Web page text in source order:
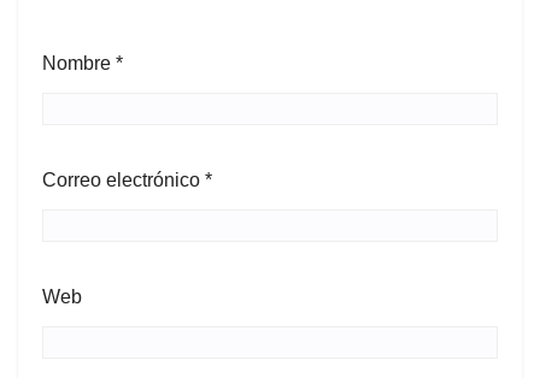
Nombre *
Correo electrónico *
Web